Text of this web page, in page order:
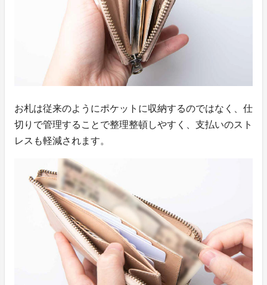
お札は従来のようにポケットに収納するのではなく、仕
切りで管理することで整理整頓しやすく、支払いのスト
レスも軽減されます。